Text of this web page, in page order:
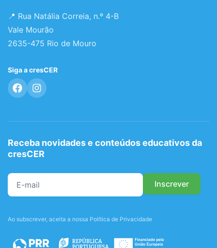
📍 Rua Natália Correia, n.º 4-B
Vale Mourão
2635-475 Rio de Mouro
Siga a cresCER
Receba novidades e conteúdos educativos da
cresCER
Ao subscrever, aceita a nossa Política de Privacidade